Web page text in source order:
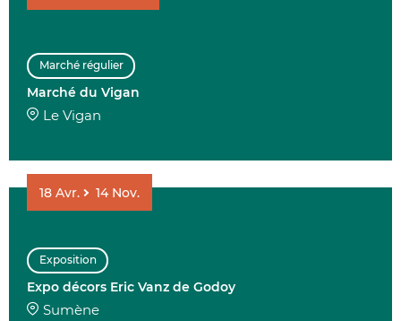
Marché régulier
Marché du Vigan
Le Vigan
Exposition
Expo décors Eric Vanz de Godoy
Sumène
18 Avr. 14 Nov.